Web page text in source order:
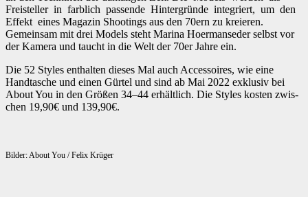
Freis­teller in far­blich passende Hin­ter­gründe inte­gri­ert, um den
Effekt eines Mag­a­zin Shoot­ings aus den 70ern zu kreieren.
Gemein­sam mit drei Mod­els ste­ht Mari­na Hoer­manseder selb­st vor
der Kam­era und taucht in die Welt der 70er Jahre ein.
Die 52 Styles enthal­ten dieses Mal auch Acces­soires, wie eine
Hand­tasche und einen Gür­tel und sind ab Mai 2022 exk­lu­siv bei
About You in den Größen 34–44 erhältlich. Die Styles kosten zwis­
chen 19,90€ und 139,90€.
Bilder: About You / Felix Krüger